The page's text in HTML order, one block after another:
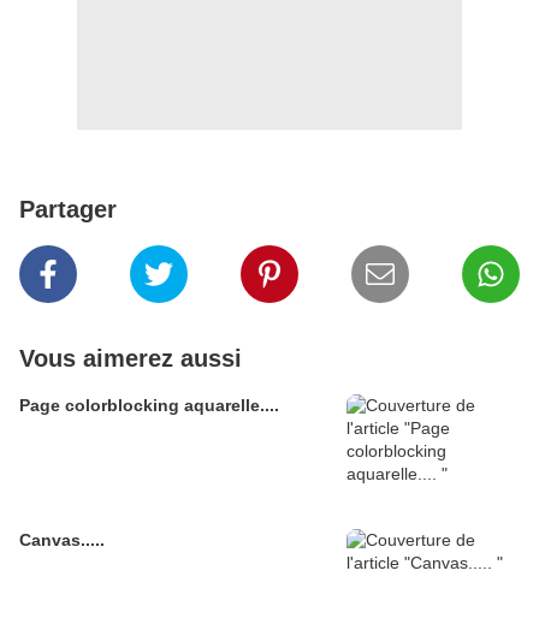
Partager
Vous aimerez aussi
Page colorblocking aquarelle....
Canvas.....